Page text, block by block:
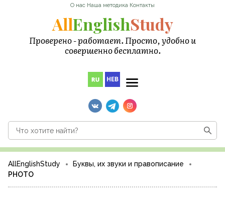
О нас·Наша методика·Контакты
AllEnglishStudy
Проверено - работает. Просто, удобно и
совершенно бесплатно.
AllEnglishStudy
Буквы, их звуки и правописание
PHOTO